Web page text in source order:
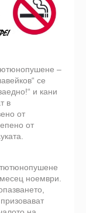
–
се
и кани
в
от
от
ноември.